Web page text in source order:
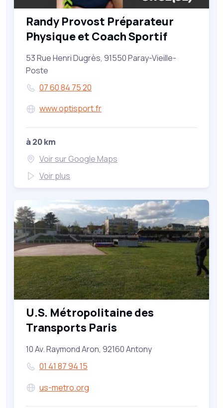
Randy Provost Préparateur
Physique et Coach Sportif
53 Rue Henri Dugrès, 91550 Paray-Vieille-
Poste
07 60 84 75 20
www.optisport.fr
à 20 km
Voir sur Google Maps
Voir plus
U.S. Métropolitaine des
Transports Paris
10 Av. Raymond Aron, 92160 Antony
01 41 87 94 15
us-metro.org